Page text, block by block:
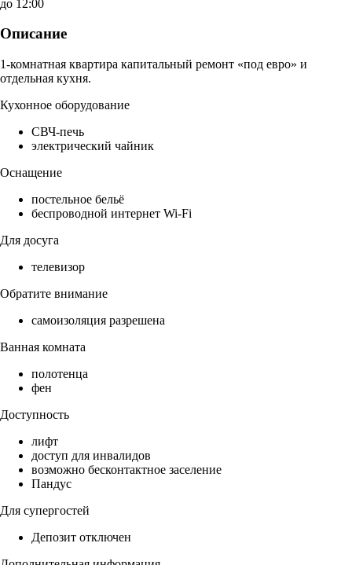
до 12:00
Описание
1-комнатная квартира капитальный ремонт «под евро» и
отдельная кухня.
Кухонное оборудование
СВЧ-печь
электрический чайник
Оснащение
постельное бельё
беспроводной интернет Wi-Fi
Для досуга
телевизор
Обратите внимание
самоизоляция разрешена
Ванная комната
полотенца
фен
Доступность
лифт
доступ для инвалидов
возможно бесконтактное заселение
Пандус
Для супергостей
Депозит отключен